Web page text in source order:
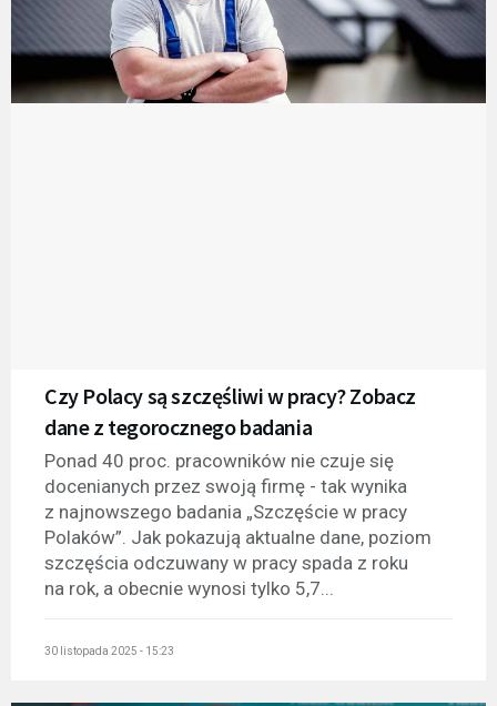
Czy Polacy są szczęśliwi w pracy? Zobacz
dane z tegorocznego badania
Ponad 40 proc. pracowników nie czuje się
docenianych przez swoją firmę - tak wynika
z najnowszego badania „Szczęście w pracy
Polaków”. Jak pokazują aktualne dane, poziom
szczęścia odczuwany w pracy spada z roku
na rok, a obecnie wynosi tylko 5,7...
30 listopada 2025 - 15:23